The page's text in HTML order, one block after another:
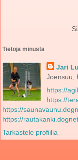
Tietoja minusta
Jari
Joensuu,
https://
https://
https://
https://
Tarkastele profiilia